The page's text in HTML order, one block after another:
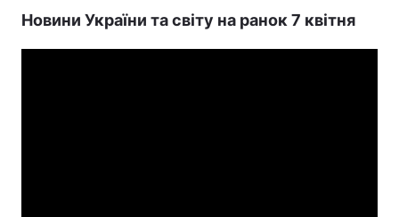
Новини України та світу на ранок 7 квітня